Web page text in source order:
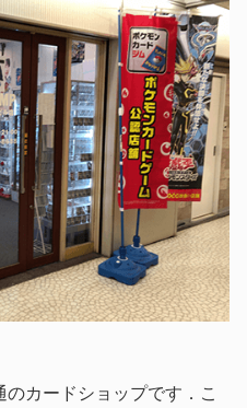
のカードショップです．こ